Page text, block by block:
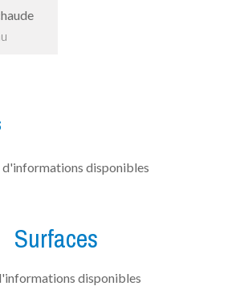
d'informations disponibles
Surfaces
disponibles